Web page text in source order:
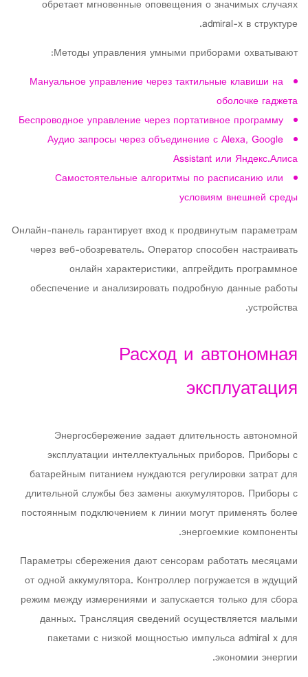
обретает мгновенные оповещения о значимых случаях
admiral-x в структуре.
Методы управления умными приборами охватывают:
Мануальное управление через тактильные клавиши на
оболочке гаджета
Беспроводное управление через портативное программу
Аудио запросы через объединение с Alexa, Google
Assistant или Яндекс.Алиса
Самостоятельные алгоритмы по расписанию или
условиям внешней среды
Онлайн-панель гарантирует вход к продвинутым параметрам
через веб-обозреватель. Оператор способен настраивать
онлайн характеристики, апгрейдить программное
обеспечение и анализировать подробную данные работы
устройства.
Расход и автономная
эксплуатация
Энергосбережение задает длительность автономной
эксплуатации интеллектуальных приборов. Приборы с
батарейным питанием нуждаются регулировки затрат для
длительной службы без замены аккумуляторов. Приборы с
постоянным подключением к линии могут применять более
энергоемкие компоненты.
Параметры сбережения дают сенсорам работать месяцами
от одной аккумулятора. Контроллер погружается в ждущий
режим между измерениями и запускается только для сбора
данных. Трансляция сведений осуществляется малыми
пакетами с низкой мощностью импульса admiral x для
экономии энергии.